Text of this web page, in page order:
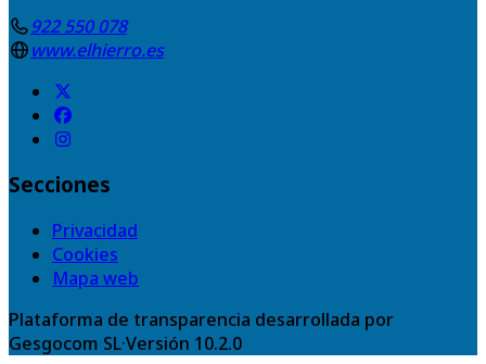
922 550 078
www.elhierro.es
Secciones
Privacidad
Cookies
Mapa web
Plataforma de transparencia desarrollada por
Gesgocom SL·Versión 10.2.0